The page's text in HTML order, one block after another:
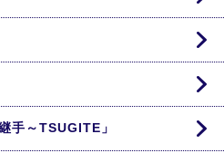
手～TSUGITE」